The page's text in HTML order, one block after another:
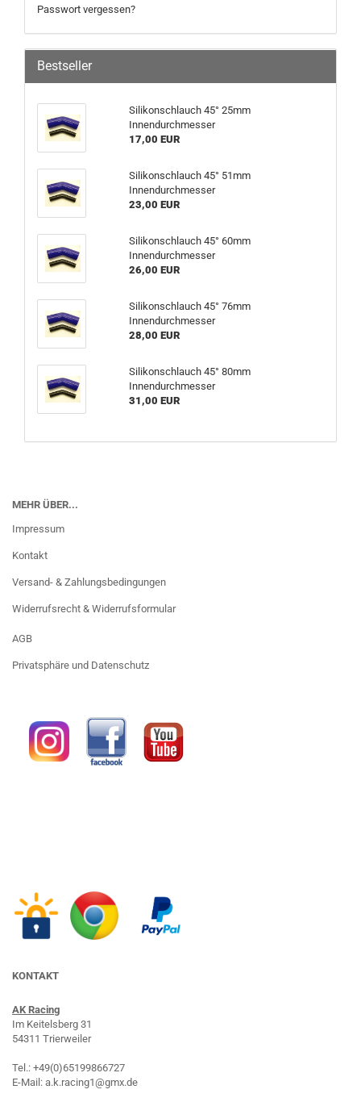
Passwort vergessen?
Bestseller
Silikonschlauch 45° 25mm
Innendurchmesser
17,00 EUR
Silikonschlauch 45° 51mm
Innendurchmesser
23,00 EUR
Silikonschlauch 45° 60mm
Innendurchmesser
26,00 EUR
Silikonschlauch 45° 76mm
Innendurchmesser
28,00 EUR
Silikonschlauch 45° 80mm
Innendurchmesser
31,00 EUR
MEHR ÜBER...
Impressum
Kontakt
Versand- & Zahlungsbedingungen
Widerrufsrecht & Widerrufsformular
AGB
Privatsphäre und Datenschutz
KONTAKT
AK Racing
Im Keitelsberg 31
54311 Trierweiler
Tel.: +49(0)65199866727
E-Mail: a.k.racing1@gmx.de